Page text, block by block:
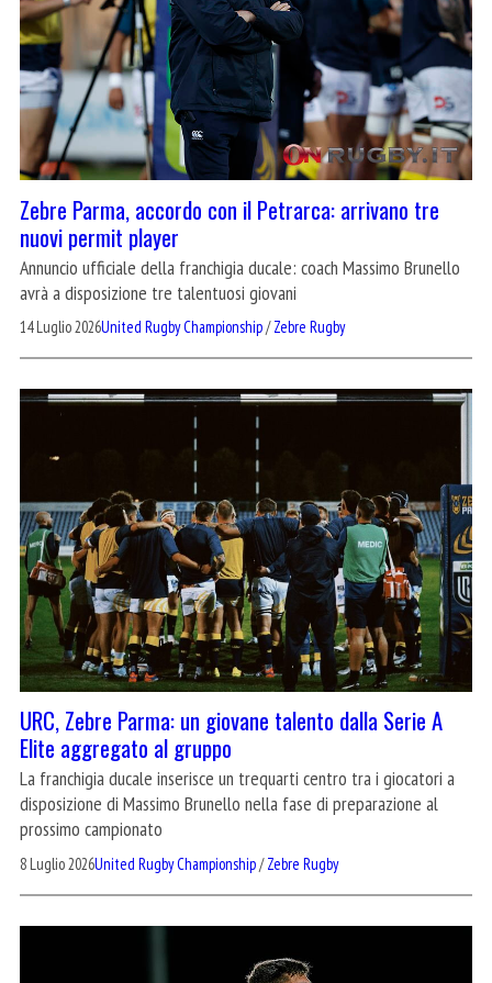
Zebre Parma, accordo con il Petrarca: arrivano tre
nuovi permit player
Annuncio ufficiale della franchigia ducale: coach Massimo Brunello
avrà a disposizione tre talentuosi giovani
14 Luglio 2026United Rugby Championship/Zebre Rugby
URC, Zebre Parma: un giovane talento dalla Serie A
Elite aggregato al gruppo
La franchigia ducale inserisce un trequarti centro tra i giocatori a
disposizione di Massimo Brunello nella fase di preparazione al
prossimo campionato
8 Luglio 2026United Rugby Championship/Zebre Rugby